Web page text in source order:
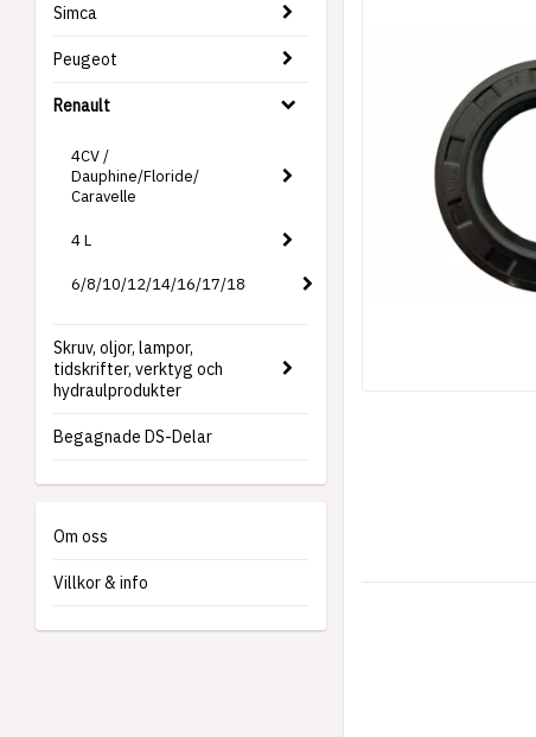
Simca
Peugeot
Renault
4CV /
Dauphine/Floride/
Caravelle
4 L
6/8/10/12/14/16/17/18
Skruv, oljor, lampor,
tidskrifter, verktyg och
hydraulprodukter
Begagnade DS-Delar
Om oss
Villkor & info